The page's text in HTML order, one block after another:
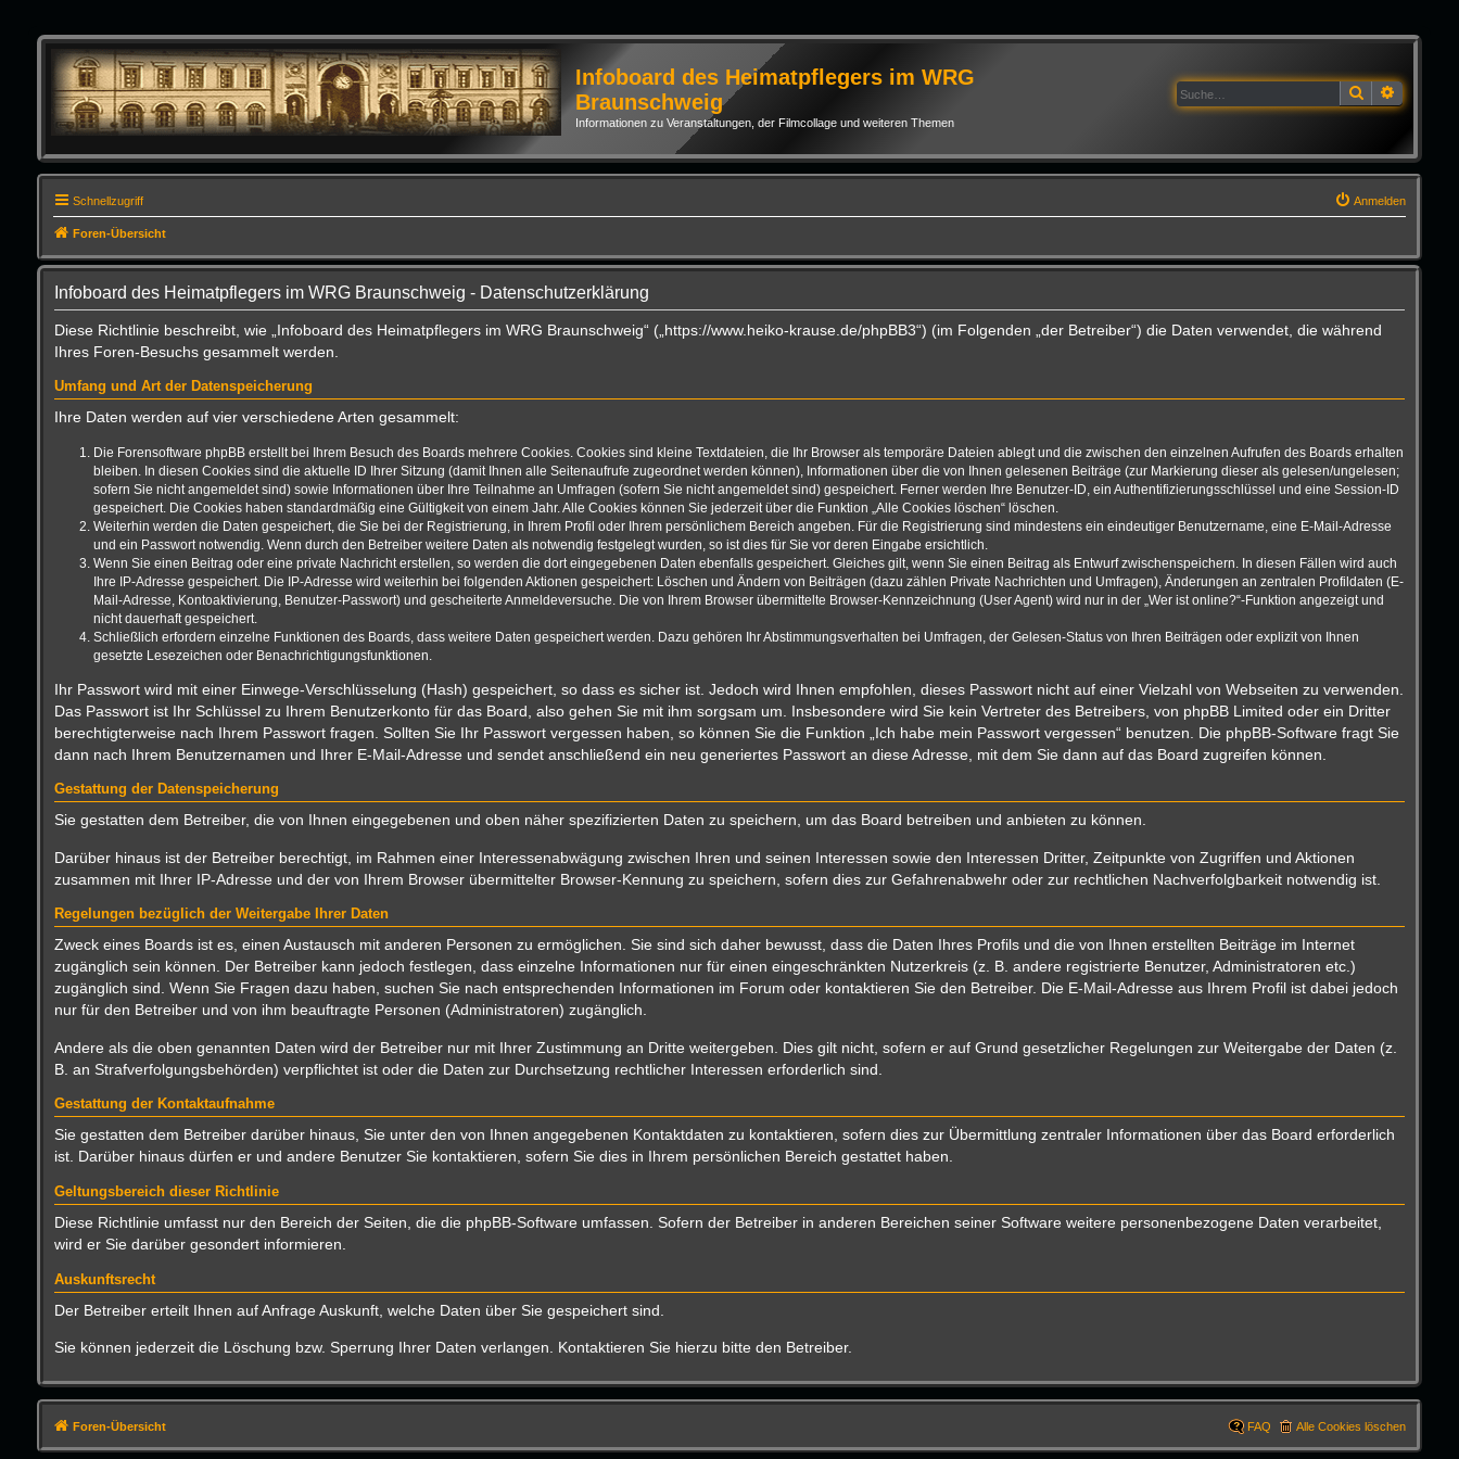
Infoboard des Heimatpflegers im WRG
Braunschweig
Informationen zu Veranstaltungen, der Filmcollage und weiteren Themen
Suche
Schnellzugriff Anmelden
Foren-Übersicht
Infoboard des Heimatpflegers im WRG Braunschweig - Datenschutzerklärung
Diese Richtlinie beschreibt, wie „Infoboard des Heimatpflegers im WRG Braunschweig“ („https://www.heiko-krause.de/phpBB3“) (im Folgenden „der Betreiber“) die Daten verwendet, die während
Ihres Foren-Besuchs gesammelt werden.
Umfang und Art der Datenspeicherung
Ihre Daten werden auf vier verschiedene Arten gesammelt:
Die Forensoftware phpBB erstellt bei Ihrem Besuch des Boards mehrere Cookies. Cookies sind kleine Textdateien, die Ihr Browser als temporäre Dateien ablegt und die zwischen den einzelnen Aufrufen des Boards erhalten
bleiben. In diesen Cookies sind die aktuelle ID Ihrer Sitzung (damit Ihnen alle Seitenaufrufe zugeordnet werden können), Informationen über die von Ihnen gelesenen Beiträge (zur Markierung dieser als gelesen/ungelesen;
sofern Sie nicht angemeldet sind) sowie Informationen über Ihre Teilnahme an Umfragen (sofern Sie nicht angemeldet sind) gespeichert. Ferner werden Ihre Benutzer-ID, ein Authentifizierungsschlüssel und eine Session-ID
gespeichert. Die Cookies haben standardmäßig eine Gültigkeit von einem Jahr. Alle Cookies können Sie jederzeit über die Funktion „Alle Cookies löschen“ löschen.
Weiterhin werden die Daten gespeichert, die Sie bei der Registrierung, in Ihrem Profil oder Ihrem persönlichem Bereich angeben. Für die Registrierung sind mindestens ein eindeutiger Benutzername, eine E-Mail-Adresse
und ein Passwort notwendig. Wenn durch den Betreiber weitere Daten als notwendig festgelegt wurden, so ist dies für Sie vor deren Eingabe ersichtlich.
Wenn Sie einen Beitrag oder eine private Nachricht erstellen, so werden die dort eingegebenen Daten ebenfalls gespeichert. Gleiches gilt, wenn Sie einen Beitrag als Entwurf zwischenspeichern. In diesen Fällen wird auch
Ihre IP-Adresse gespeichert. Die IP-Adresse wird weiterhin bei folgenden Aktionen gespeichert: Löschen und Ändern von Beiträgen (dazu zählen Private Nachrichten und Umfragen), Änderungen an zentralen Profildaten (E-
Mail-Adresse, Kontoaktivierung, Benutzer-Passwort) und gescheiterte Anmeldeversuche. Die von Ihrem Browser übermittelte Browser-Kennzeichnung (User Agent) wird nur in der „Wer ist online?“-Funktion angezeigt und
nicht dauerhaft gespeichert.
Schließlich erfordern einzelne Funktionen des Boards, dass weitere Daten gespeichert werden. Dazu gehören Ihr Abstimmungsverhalten bei Umfragen, der Gelesen-Status von Ihren Beiträgen oder explizit von Ihnen
gesetzte Lesezeichen oder Benachrichtigungsfunktionen.
Ihr Passwort wird mit einer Einwege-Verschlüsselung (Hash) gespeichert, so dass es sicher ist. Jedoch wird Ihnen empfohlen, dieses Passwort nicht auf einer Vielzahl von Webseiten zu verwenden.
Das Passwort ist Ihr Schlüssel zu Ihrem Benutzerkonto für das Board, also gehen Sie mit ihm sorgsam um. Insbesondere wird Sie kein Vertreter des Betreibers, von phpBB Limited oder ein Dritter
berechtigterweise nach Ihrem Passwort fragen. Sollten Sie Ihr Passwort vergessen haben, so können Sie die Funktion „Ich habe mein Passwort vergessen“ benutzen. Die phpBB-Software fragt Sie
dann nach Ihrem Benutzernamen und Ihrer E-Mail-Adresse und sendet anschließend ein neu generiertes Passwort an diese Adresse, mit dem Sie dann auf das Board zugreifen können.
Gestattung der Datenspeicherung
Sie gestatten dem Betreiber, die von Ihnen eingegebenen und oben näher spezifizierten Daten zu speichern, um das Board betreiben und anbieten zu können.
Darüber hinaus ist der Betreiber berechtigt, im Rahmen einer Interessenabwägung zwischen Ihren und seinen Interessen sowie den Interessen Dritter, Zeitpunkte von Zugriffen und Aktionen
zusammen mit Ihrer IP-Adresse und der von Ihrem Browser übermittelter Browser-Kennung zu speichern, sofern dies zur Gefahrenabwehr oder zur rechtlichen Nachverfolgbarkeit notwendig ist.
Regelungen bezüglich der Weitergabe Ihrer Daten
Zweck eines Boards ist es, einen Austausch mit anderen Personen zu ermöglichen. Sie sind sich daher bewusst, dass die Daten Ihres Profils und die von Ihnen erstellten Beiträge im Internet
zugänglich sein können. Der Betreiber kann jedoch festlegen, dass einzelne Informationen nur für einen eingeschränkten Nutzerkreis (z. B. andere registrierte Benutzer, Administratoren etc.)
zugänglich sind. Wenn Sie Fragen dazu haben, suchen Sie nach entsprechenden Informationen im Forum oder kontaktieren Sie den Betreiber. Die E-Mail-Adresse aus Ihrem Profil ist dabei jedoch
nur für den Betreiber und von ihm beauftragte Personen (Administratoren) zugänglich.
Andere als die oben genannten Daten wird der Betreiber nur mit Ihrer Zustimmung an Dritte weitergeben. Dies gilt nicht, sofern er auf Grund gesetzlicher Regelungen zur Weitergabe der Daten (z.
B. an Strafverfolgungsbehörden) verpflichtet ist oder die Daten zur Durchsetzung rechtlicher Interessen erforderlich sind.
Gestattung der Kontaktaufnahme
Sie gestatten dem Betreiber darüber hinaus, Sie unter den von Ihnen angegebenen Kontaktdaten zu kontaktieren, sofern dies zur Übermittlung zentraler Informationen über das Board erforderlich
ist. Darüber hinaus dürfen er und andere Benutzer Sie kontaktieren, sofern Sie dies in Ihrem persönlichen Bereich gestattet haben.
Geltungsbereich dieser Richtlinie
Diese Richtlinie umfasst nur den Bereich der Seiten, die die phpBB-Software umfassen. Sofern der Betreiber in anderen Bereichen seiner Software weitere personenbezogene Daten verarbeitet,
wird er Sie darüber gesondert informieren.
Auskunftsrecht
Der Betreiber erteilt Ihnen auf Anfrage Auskunft, welche Daten über Sie gespeichert sind.
Sie können jederzeit die Löschung bzw. Sperrung Ihrer Daten verlangen. Kontaktieren Sie hierzu bitte den Betreiber.
Foren-Übersicht Alle Cookies löschen
FAQ